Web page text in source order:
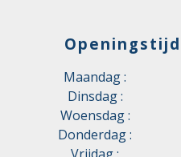
Maandag :
Dinsdag :
Woensdag :
Donderdag :